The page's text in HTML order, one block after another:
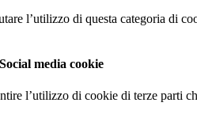
l’utilizzo di questa categoria di
media cookie
l’utilizzo di cookie di terze parti